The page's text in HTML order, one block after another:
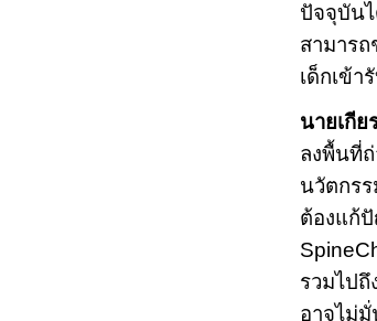
ปัจจุบัน
สามาร
เด็กเข้า
นายเกี
ลงพื้นที่
นวัตกร
ต้องแก้
รวมไป
อาจไม่มั่